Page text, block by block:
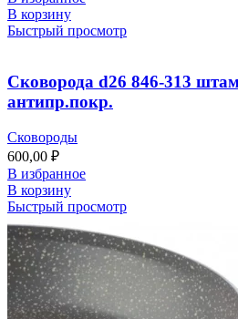
В корзину
Быстрый просмотр
Сковорода d26 846-313
антипр.покр.
Сковороды
600,00 ₽
В избранное
В корзину
Быстрый просмотр